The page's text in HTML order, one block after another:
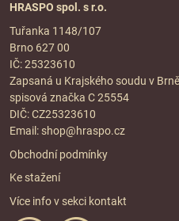
HRASPO spol. s r.o.
Tuřanka 1148/107
Brno 627 00
IČ: 25323610
Zapsaná u Krajského soudu v
spisová značka C 25554
DIČ: CZ25323610
Email: shop@hraspo.cz
Obchodní podmínky
Ke stažení
Více info v sekci kontakt